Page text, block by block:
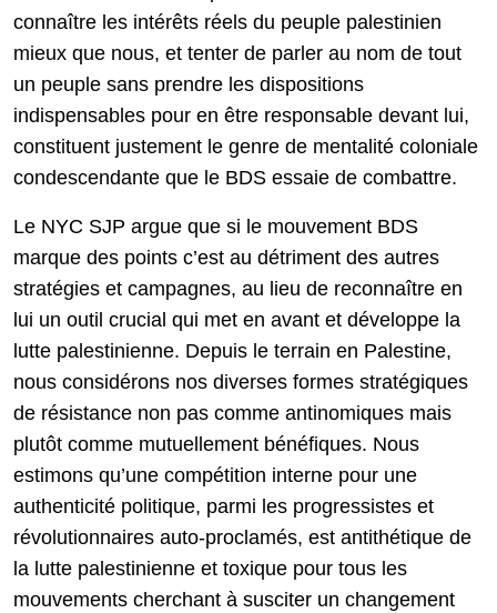
connaître les intérêts réels du peuple palestinien
mieux que nous, et tenter de parler au nom de tout
un peuple sans prendre les dispositions
indispensables pour en être responsable devant lui,
constituent justement le genre de mentalité coloniale
condescendante que le BDS essaie de combattre.
Le NYC SJP argue que si le mouvement BDS
marque des points c’est au détriment des autres
stratégies et campagnes, au lieu de reconnaître en
lui un outil crucial qui met en avant et développe la
lutte palestinienne. Depuis le terrain en Palestine,
nous considérons nos diverses formes stratégiques
de résistance non pas comme antinomiques mais
plutôt comme mutuellement bénéfiques. Nous
estimons qu’une compétition interne pour une
authenticité politique, parmi les progressistes et
révolutionnaires auto-proclamés, est antithétique de
la lutte palestinienne et toxique pour tous les
mouvements cherchant à susciter un changement